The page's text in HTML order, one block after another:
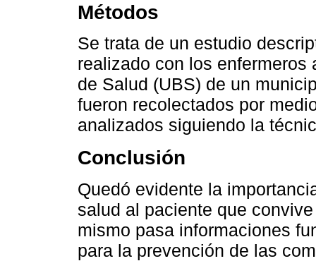
Métodos
Se trata de un estudio
realizado con los
de Salud (UBS) de un
fueron recolectados por
analizados siguiendo la
Conclusión
Quedó evidente la
salud al paciente que
mismo pasa informaciones
para la prevención de las